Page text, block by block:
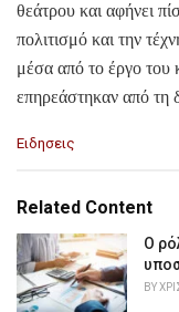
θεάτρου και αφήνει
πολιτισμό και την
μέσα από το έργο του
επηρεάστηκαν από τη
C
e
o
r
i
e
Ειδησεις
Related Content
Ο
BY